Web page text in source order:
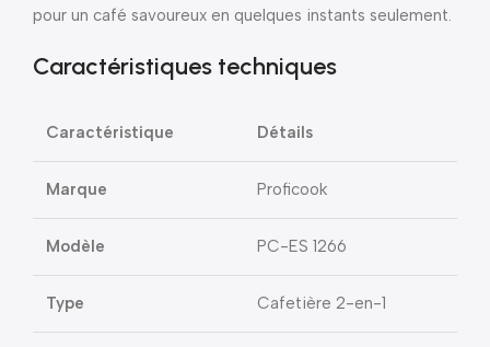
pour un café savoureux en quelques instants seulement.
Caractéristiques techniques
Caractéristique Détails
Marque Proficook
Modèle PC-ES 1266
Type Cafetière 2-en-1